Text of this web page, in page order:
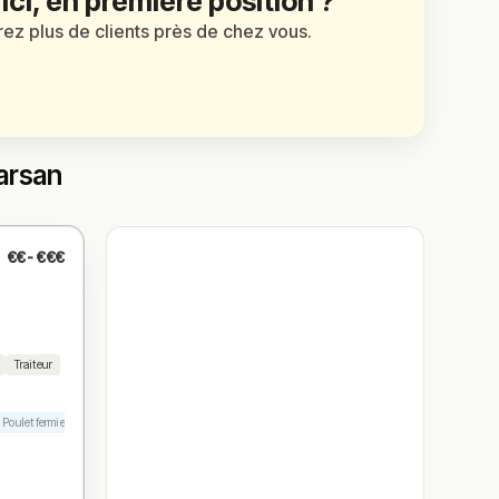
plus de clients près de chez vous.
€€-€€€
Traiteur
Poulet fermier